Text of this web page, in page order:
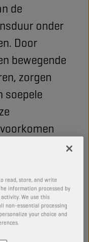
de
onder
Door
bewegende
zorgen
soepele
team
we te
een
haalt.
read, store, and write
information processed by
We use this
non-essential processing
your choice and